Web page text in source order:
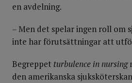
en avdelning.
– Men det spelar ingen roll om
inte har förutsättningar att
Begreppet turbulence in nursing
den amerikanska